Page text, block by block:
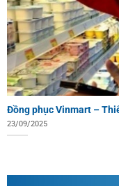
Đồng phục Vinmart –
23/09/2025